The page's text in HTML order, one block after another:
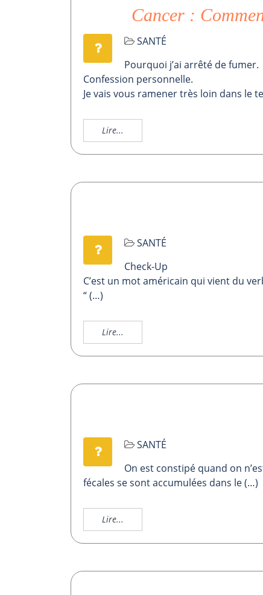
Cancer :
SANTÉ
Pourquoi j’ai arrêté de fumer.
Confession personnelle.
Je vais vous ramener très loin dans le
Lire...
SANTÉ
Check-Up
C’est un mot américain qui vient du
“ (…)
Lire...
SANTÉ
On est constipé quand on
fécales se sont accumulées dans le (…)
Lire...